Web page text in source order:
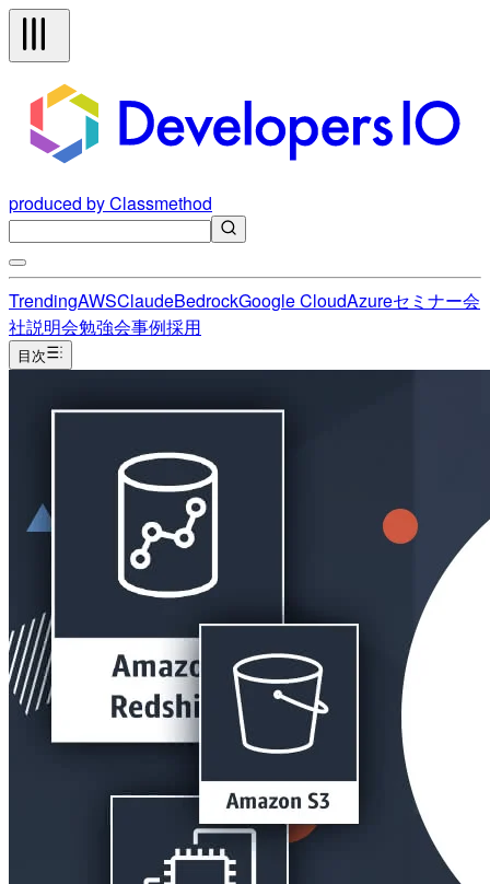
produced by Classmethod
TrendingAWSClaudeBedrockGoogle CloudAzureセミナー会
社説明会勉強会事例採用
目次